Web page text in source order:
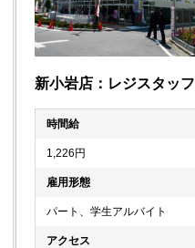
新小岩店：レジスタッフ
時間給
1,226円
雇用形態
パート、学生アルバイト
アクセス